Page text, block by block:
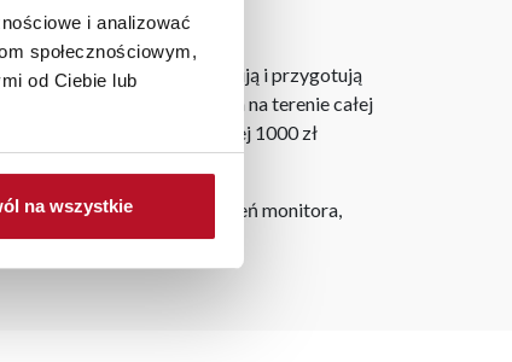
i analizować
społecznościowym,
od Ciebie lub
na wszystkie
3D bezpłatnie zaprojektują i przygotują
do 3 dni roboczych na terenie całej
zamówienia powyżej 1000 zł
ekranie, zależnie od ustawień monitora,